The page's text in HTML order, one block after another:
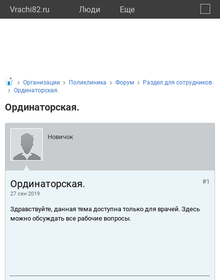
Vrachi82.ru Люди Eще
Организации Поликлиника Форум
Раздел для сотрудников.
Ординаторская.
Ординаторская.
Новичок
Ординаторская.
27 сен 2019
#1
Здравствуйте, данная тема доступна только для врачей. Здесь
можно обсуждать все рабочие вопросы.